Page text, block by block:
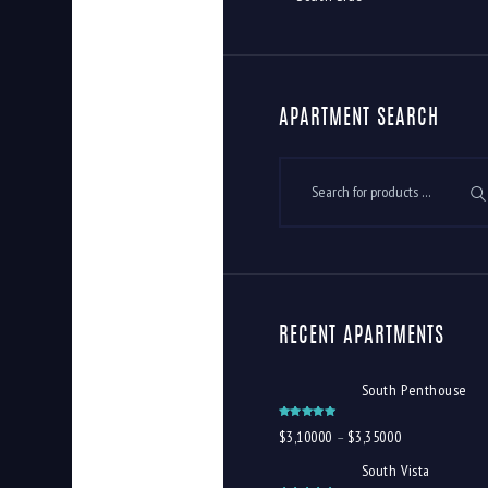
APARTMENT SEARCH
RECENT APARTMENTS
South Penthouse
5.00 av 5
$3,10000 – $3,35000
South Vista